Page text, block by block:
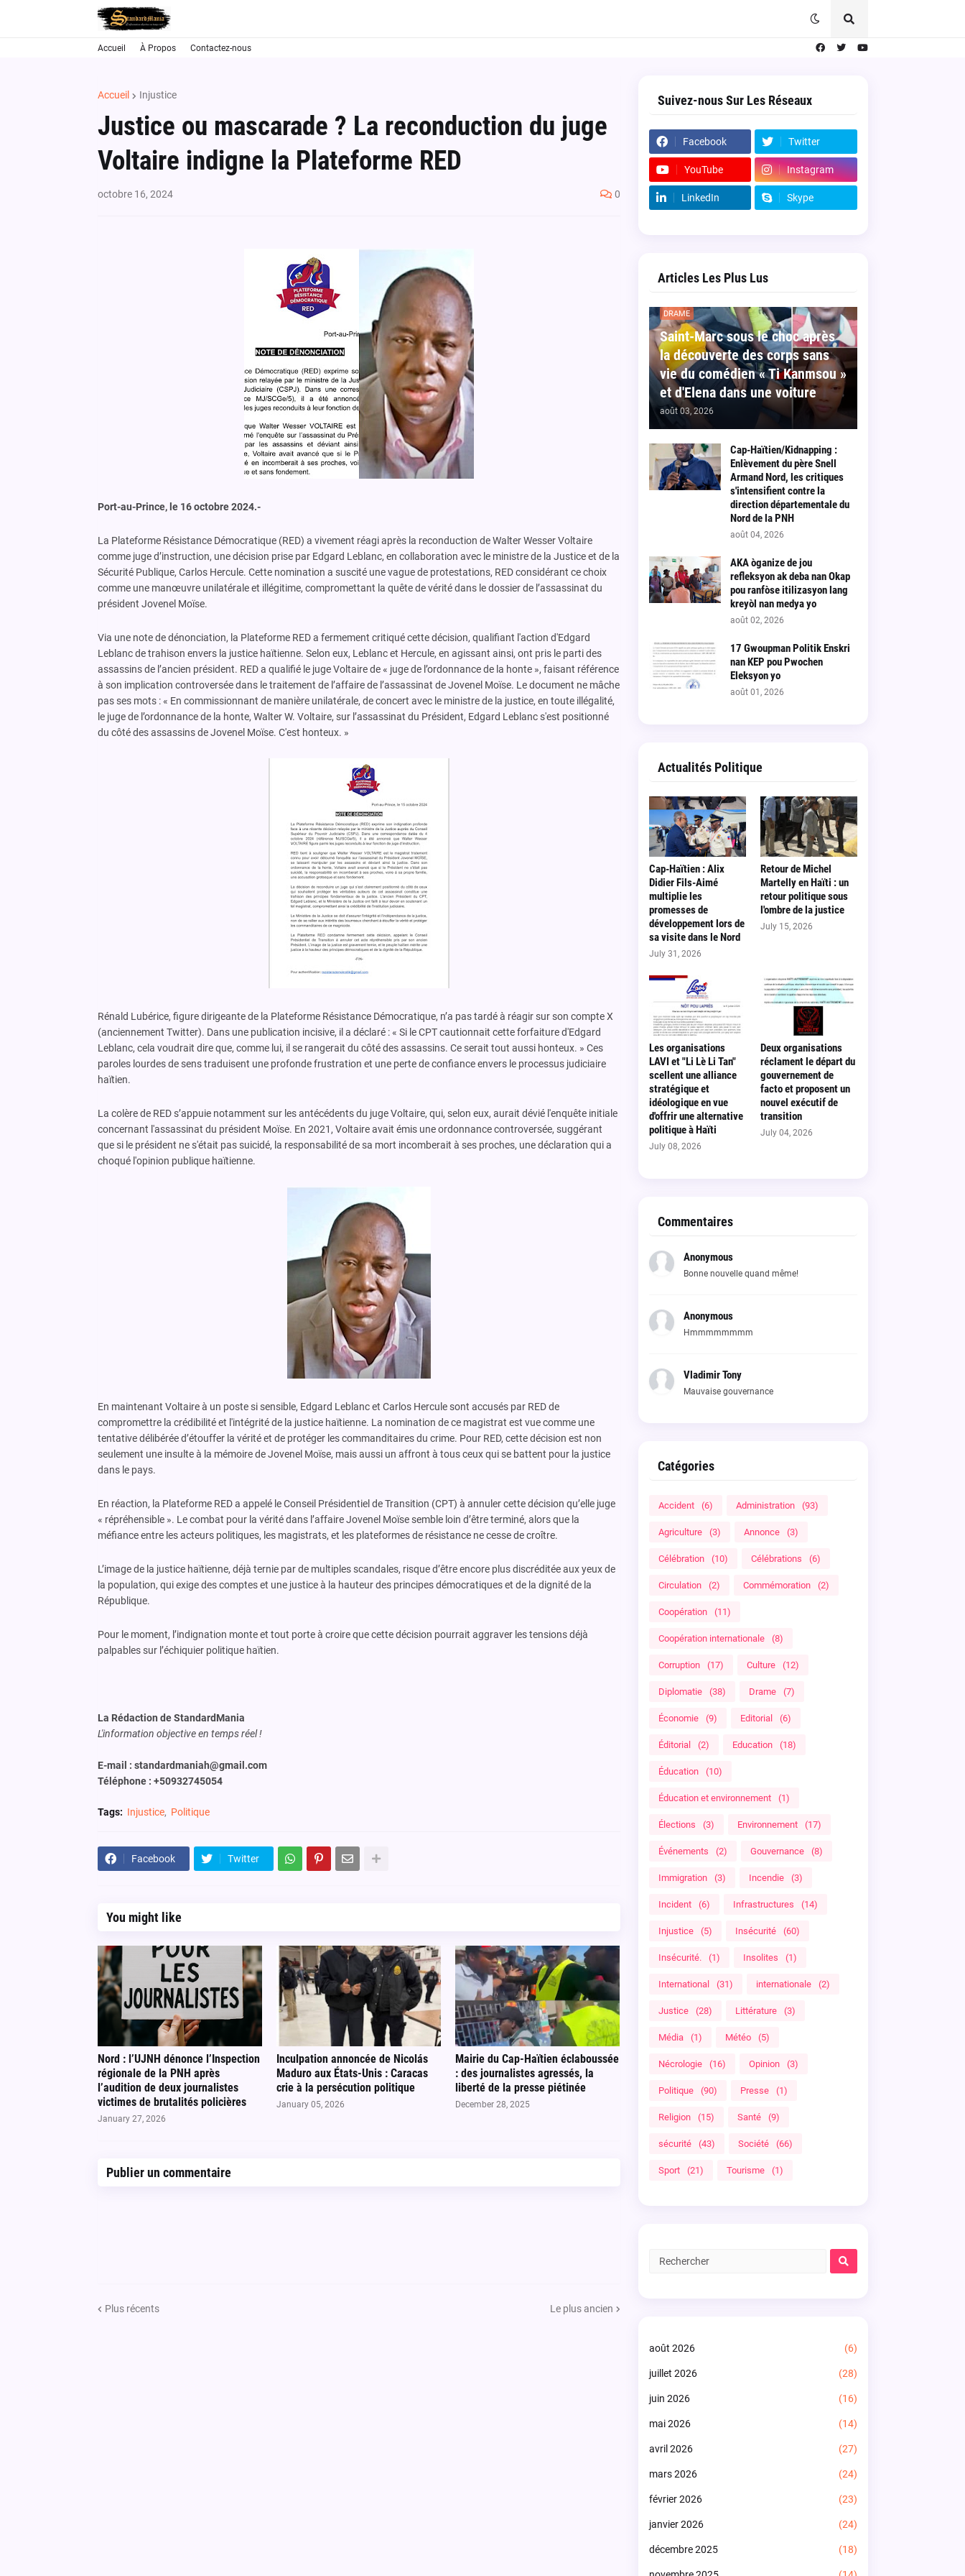
Accueil À Propos Contactez-nous
Accueil Injustice
Justice ou mascarade ? La reconduction du juge
Voltaire indigne la Plateforme RED
octobre 16, 2024 0
Port-au-Prince, le 16 octobre 2024.-
La Plateforme Résistance Démocratique (RED) a vivement réagi après la reconduction de Walter Wesser Voltaire
comme juge d’instruction, une décision prise par Edgard Leblanc, en collaboration avec le ministre de la Justice et de la
Sécurité Publique, Carlos Hercule. Cette nomination a suscité une vague de protestations, RED considérant ce choix
comme une manœuvre unilatérale et illégitime, compromettant la quête de vérité dans le dossier de l’assassinat du
président Jovenel Moïse.
Via une note de dénonciation, la Plateforme RED a fermement critiqué cette décision, qualifiant l'action d'Edgard
Leblanc de trahison envers la justice haïtienne. Selon eux, Leblanc et Hercule, en agissant ainsi, ont pris le parti des
assassins de l’ancien président. RED a qualifié le juge Voltaire de « juge de l’ordonnance de la honte », faisant référence
à son implication controversée dans le traitement de l’affaire de l’assassinat de Jovenel Moïse. Le document ne mâche
pas ses mots : « En commissionnant de manière unilatérale, de concert avec le ministre de la justice, en toute illégalité,
le juge de l’ordonnance de la honte, Walter W. Voltaire, sur l’assassinat du Président, Edgard Leblanc s'est positionné
du côté des assassins de Jovenel Moïse. C'est honteux. »
Rénald Lubérice, figure dirigeante de la Plateforme Résistance Démocratique, n’a pas tardé à réagir sur son compte X
(anciennement Twitter). Dans une publication incisive, il a déclaré : « Si le CPT cautionnait cette forfaiture d'Edgard
Leblanc, cela voudrait dire que, comme lui, il se rangerait du côté des assassins. Ce serait tout aussi honteux. » Ces
paroles lourdes de sens traduisent une profonde frustration et une perte de confiance envers le processus judiciaire
haïtien.
La colère de RED s’appuie notamment sur les antécédents du juge Voltaire, qui, selon eux, aurait dévié l'enquête initiale
concernant l'assassinat du président Moïse. En 2021, Voltaire avait émis une ordonnance controversée, suggérant
que si le président ne s'était pas suicidé, la responsabilité de sa mort incomberait à ses proches, une déclaration qui a
choqué l'opinion publique haïtienne.
En maintenant Voltaire à un poste si sensible, Edgard Leblanc et Carlos Hercule sont accusés par RED de
compromettre la crédibilité et l'intégrité de la justice haïtienne. La nomination de ce magistrat est vue comme une
tentative délibérée d’étouffer la vérité et de protéger les commanditaires du crime. Pour RED, cette décision est non
seulement une insulte à la mémoire de Jovenel Moïse, mais aussi un affront à tous ceux qui se battent pour la justice
dans le pays.
En réaction, la Plateforme RED a appelé le Conseil Présidentiel de Transition (CPT) à annuler cette décision qu’elle juge
« répréhensible ». Le combat pour la vérité dans l’affaire Jovenel Moïse semble loin d’être terminé, alors que la
méfiance entre les acteurs politiques, les magistrats, et les plateformes de résistance ne cesse de croître.
L’image de la justice haïtienne, déjà ternie par de multiples scandales, risque d’être encore plus discréditée aux yeux de
la population, qui exige des comptes et une justice à la hauteur des principes démocratiques et de la dignité de la
République.
Pour le moment, l’indignation monte et tout porte à croire que cette décision pourrait aggraver les tensions déjà
palpables sur l’échiquier politique haïtien.
La Rédaction de StandardMania
L'information objective en temps réel !
E-mail : standardmaniah@gmail.com
Téléphone : +50932745054
Tags: Injustice Politique
Facebook Twitter
You might like
Nord : l’UJNH dénonce l’Inspection
régionale de la PNH après
l’audition de deux journalistes
victimes de brutalités policières
January 27, 2026
Inculpation annoncée de Nicolás
Maduro aux États-Unis : Caracas
crie à la persécution politique
January 05, 2026
Mairie du Cap-Haïtien éclaboussée
: des journalistes agressés, la
liberté de la presse piétinée
December 28, 2025
Publier un commentaire
Plus récents Le plus ancien
Suivez-nous Sur Les Réseaux
Facebook Twitter
YouTube Instagram
LinkedIn Skype
Articles Les Plus Lus
DRAME
Saint-Marc sous le choc après
la découverte des corps sans
vie du comédien « Ti Kanmsou »
et d'Elena dans une voiture
août 03, 2026
Cap-Haïtien/Kidnapping :
Enlèvement du père Snell
Armand Nord, les critiques
s'intensifient contre la
direction départementale du
Nord de la PNH
août 04, 2026
AKA òganize de jou
refleksyon ak deba nan Okap
pou ranfòse itilizasyon lang
kreyòl nan medya yo
août 02, 2026
17 Gwoupman Politik Enskri
nan KEP pou Pwochen
Eleksyon yo
août 01, 2026
Actualités Politique
Cap-Haïtien : Alix
Didier Fils-Aimé
multiplie les
promesses de
développement lors de
sa visite dans le Nord
July 31, 2026
Retour de Michel
Martelly en Haïti : un
retour politique sous
l'ombre de la justice
July 15, 2026
Les organisations
LAVI et "Li Lè Li Tan"
scellent une alliance
stratégique et
idéologique en vue
d'offrir une alternative
politique à Haïti
July 08, 2026
Deux organisations
réclament le départ du
gouvernement de
facto et proposent un
nouvel exécutif de
transition
July 04, 2026
Commentaires
Anonymous
Bonne nouvelle quand même!
Anonymous
Hmmmmmmmm
Vladimir Tony
Mauvaise gouvernance
Catégories
Accident (6) Administration (93)
Agriculture (3) Annonce (3)
Célébration (10) Célébrations (6)
Circulation (2) Commémoration (2)
Coopération (11)
Coopération internationale (8)
Corruption (17) Culture (12)
Diplomatie (38) Drame (7)
Économie (9) Editorial (6)
Éditorial (2) Education (18)
Éducation (10)
Éducation et environnement (1)
Élections (3) Environnement (17)
Événements (2) Gouvernance (8)
Immigration (3) Incendie (3)
Incident (6) Infrastructures (14)
Injustice (5) Insécurité (60)
Insécurité. (1) Insolites (1)
International (31) internationale (2)
Justice (28) Littérature (3)
Média (1) Météo (5)
Nécrologie (16) Opinion (3)
Politique (90) Presse (1)
Religion (15) Santé (9)
sécurité (43) Société (66)
Sport (21) Tourisme (1)
août 2026 (6)
juillet 2026 (28)
juin 2026 (16)
mai 2026 (14)
avril 2026 (27)
mars 2026 (24)
février 2026 (23)
janvier 2026 (24)
décembre 2025 (18)